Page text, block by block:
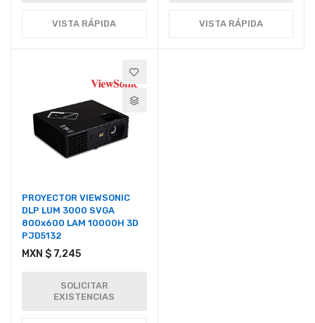
VISTA RÁPIDA VISTA RÁPIDA
PROYECTOR VIEWSONIC
DLP LUM 3000 SVGA
800x600 LAM 10000H 3D
PJD5132
MXN $ 7,245
SOLICITAR
EXISTENCIAS